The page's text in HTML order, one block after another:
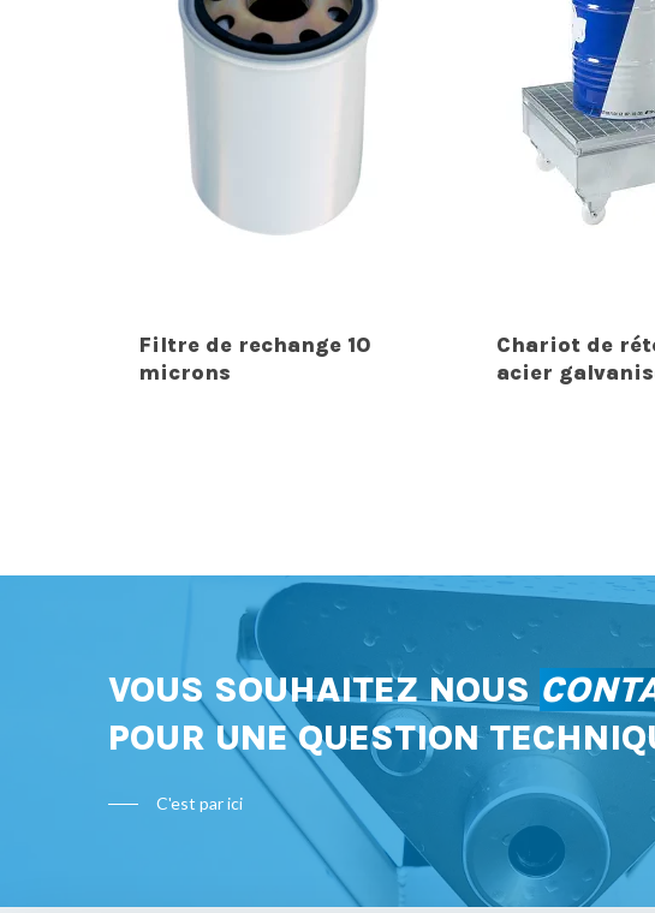
Filtre de rechange 10
microns
Chariot de
acier
VOUS SOUHAITEZ NOUS
POUR UNE QUESTION
C'est par ici